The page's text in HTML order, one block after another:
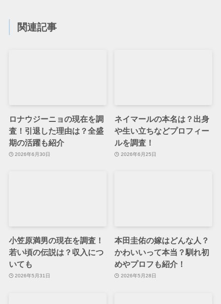
関連記事
ロナウジーニョの現在を調
査！引退した理由は？全盛
期の活躍も紹介
2026年6月30日
ネイマールの本名は？出身
や生い立ちなどプロフィー
ルを調査！
2026年6月25日
小笠原満男の現在を調査！
若い頃の伝説は？収入につ
いても
2026年5月31日
本田圭佑の嫁はどんな人？
かわいいって本当？馴れ初
めやプロフも紹介！
2026年5月28日